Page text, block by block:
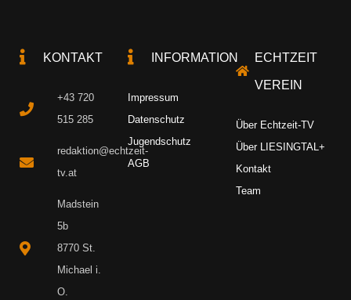
KONTAKT
+43 720
515 285
redaktion@echtzeit-
tv.at
Madstein
5b
8770 St.
Michael i.
O.
INFORMATION
Impressum
Datenschutz
Jugendschutz
AGB
ECHTZEIT
VEREIN
Über Echtzeit-TV
Über LIESINGTAL+
Kontakt
Team